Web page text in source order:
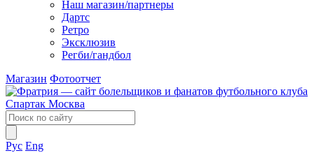
Наш магазин/партнеры
Дартс
Ретро
Эксклюзив
Регби/гандбол
Магазин Фотоотчет
Рус Eng